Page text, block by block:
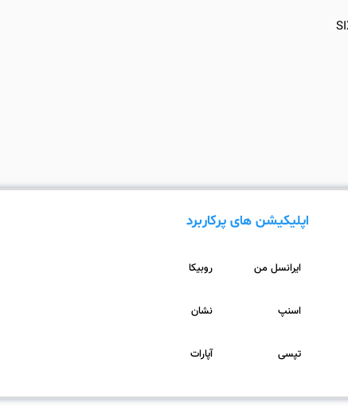
اپلیکیشن های پرکاربرد
روبیکا ایرانسل من
نشان اسنپ
آپارات تپسی